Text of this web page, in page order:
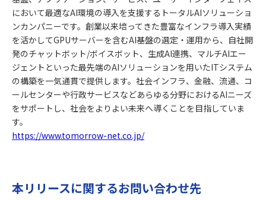
において最適なAI環境の導入を支援するトータルAIソリューショ
ンカンパニーです。創業以来培ってきた豊富なインフラ導入実績
を活かしてGPUサーバーを含むAI基盤の選定・運用から、自社開
発のチャットボット/ボイスボット、生成AI連携、マルチAIエー
ジェントといった最先端のAIソリューションを用いたITシステム
の構築を一気通貫で提供します。社会インフラ、金融、流通、コ
ールセンターや行政サービスなどあらゆる分野におけるAIニーズ
をサポートし、社会をよりよい未来へ導くことを目指していま
す。
https://www.tomorrow-net.co.jp/
本リリースに関するお問い合わせ先